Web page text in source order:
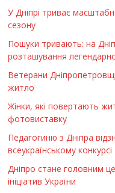
У Дніпрі триває
сезону
Пошуки тривають: на
розташування
Ветерани
житло
Жінки, які повертають
фотовиставку
Педагогиню з Дніпра
всеукраїнському конкурсі
Дніпро стане головним
ініціатив України